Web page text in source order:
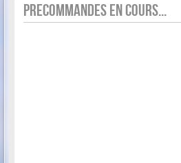
PRECOMMANDES EN COURS...